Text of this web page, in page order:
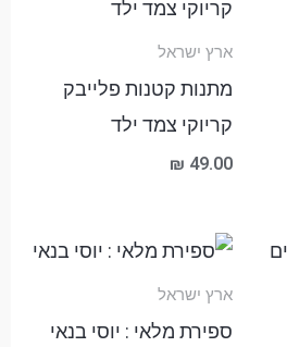
ארץ ישראל
מתנות קטנות פלייבק
קריוקי צמד ילד
₪ 49.00
ארץ ישראל
ספירת מלאי : יוסי בנאי
טווח